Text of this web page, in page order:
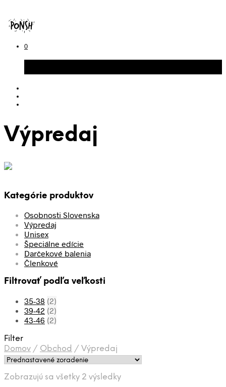
0
Výpredaj
Kategórie produktov
Osobnosti Slovenska
Výpredaj
Unisex
Špeciálne edície
Darčekové balenia
Členkové
Filtrovať podľa veľkosti
35-38 (2)
39-42 (2)
43-46 (2)
Filter
Domov / Obchod / Výpredaj
Zobrazujú sa všetky 2 výsledky